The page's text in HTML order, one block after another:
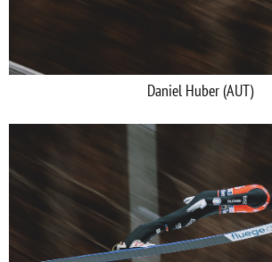
Daniel Huber (AUT)